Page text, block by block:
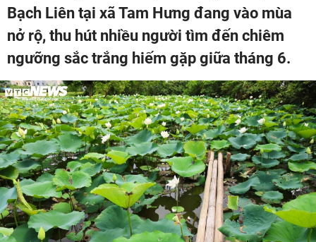
Bạch Liên tại xã Tam Hưng đang vào mùa
nở rộ, thu hút nhiều người tìm đến chiêm
ngưỡng sắc trắng hiếm gặp giữa tháng 6.